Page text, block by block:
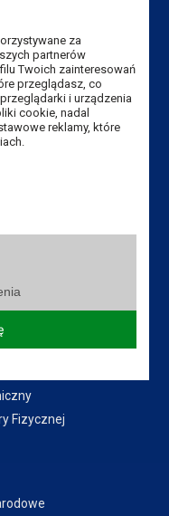
Fizycznej
za
partnerów
Twoich zainteresowań
przeglądasz, co
i urządzenia
cookie, nadal
reklamy, które